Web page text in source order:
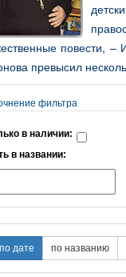
повести,
превысил
фильтра
в наличии:
в названии: